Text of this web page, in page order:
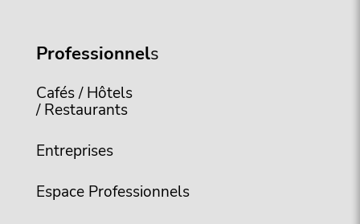
Professionnels
Cafés / Hôtels
/ Restaurants
Entreprises
Espace Professionnels